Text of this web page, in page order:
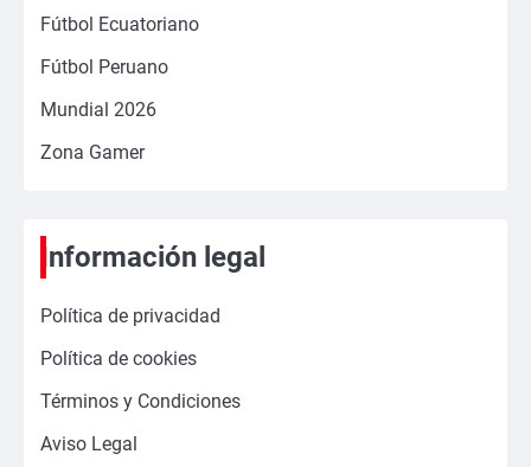
Fútbol Ecuatoriano
Fútbol Peruano
Mundial 2026
Zona Gamer
Información legal
Política de privacidad
Política de cookies
Términos y Condiciones
Aviso Legal